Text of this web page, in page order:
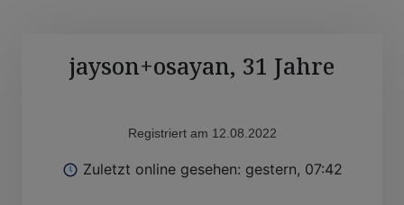
jayson+osayan, 31 Jahre
Registriert am 12.08.2022
Zuletzt online gesehen: gestern, 07:42